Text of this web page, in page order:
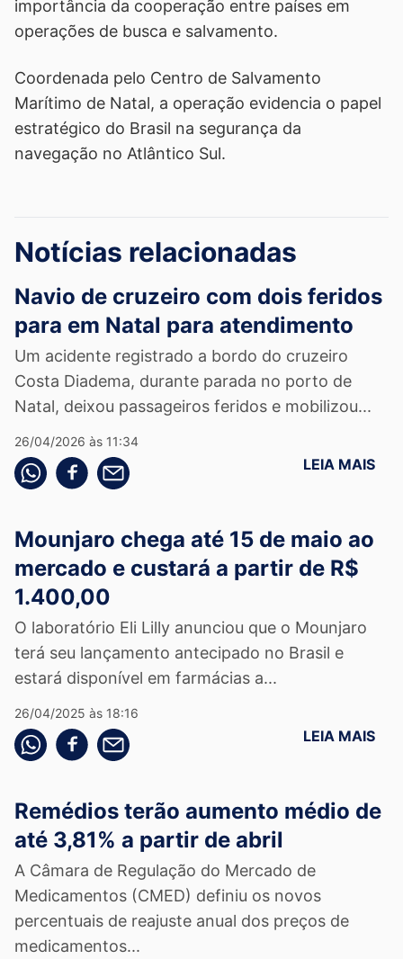
importância da cooperação entre países em
operações de busca e salvamento.
Coordenada pelo Centro de Salvamento
Marítimo de Natal, a operação evidencia o papel
estratégico do Brasil na segurança da
navegação no Atlântico Sul.
Notícias relacionadas
Navio de cruzeiro com dois feridos
para em Natal para atendimento
Um acidente registrado a bordo do cruzeiro
Costa Diadema, durante parada no porto de
Natal, deixou passageiros feridos e mobilizou...
26/04/2026 às 11:34
Compartilhe pelo whatsapp
Compartilhar no facebook
Compartilhe pelo email LEIA MAIS
Mounjaro chega até 15 de maio ao
mercado e custará a partir de R$
1.400,00
O laboratório Eli Lilly anunciou que o Mounjaro
terá seu lançamento antecipado no Brasil e
estará disponível em farmácias a...
26/04/2025 às 18:16
Compartilhe pelo whatsapp
Compartilhar no facebook
Compartilhe pelo email LEIA MAIS
Remédios terão aumento médio de
até 3,81% a partir de abril
A Câmara de Regulação do Mercado de
Medicamentos (CMED) definiu os novos
percentuais de reajuste anual dos preços de
medicamentos...